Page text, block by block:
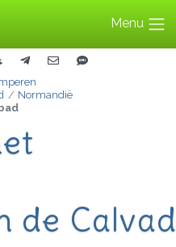
Menu
Normandië
de